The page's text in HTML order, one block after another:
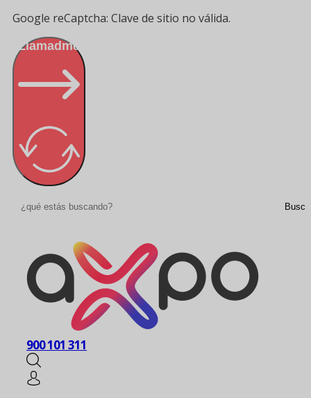
Google reCaptcha: Clave de sitio no válida.
Llamadme
900 101 311